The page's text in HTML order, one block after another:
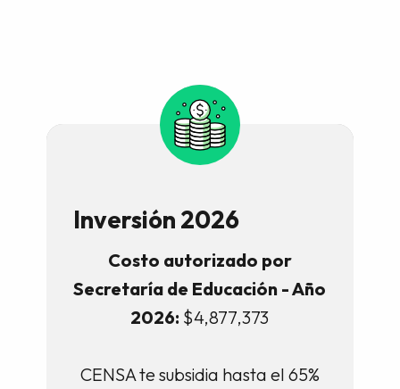
Inversión 2026
Costo autorizado por
Secretaría de Educación - Año
2026: $4,877,373
CENSA te subsidia hasta el 65%